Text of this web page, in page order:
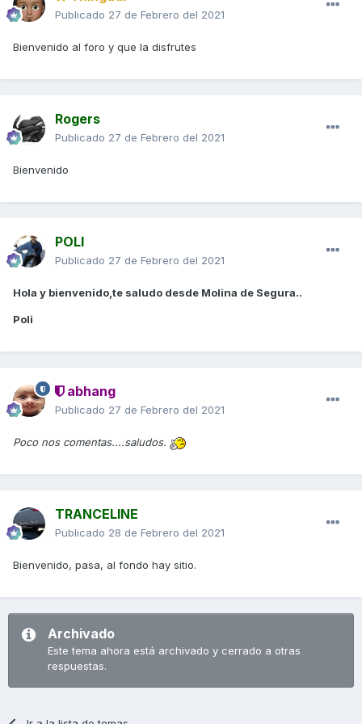
Publicado 27 de Febrero del 2021
Bienvenido al foro y que la disfrutes
Rogers
Publicado 27 de Febrero del 2021
Bienvenido
POLI
Publicado 27 de Febrero del 2021
Hola y bienvenido,te saludo desde Molina de Segura..
Poli
abhang
Publicado 27 de Febrero del 2021
Poco nos comentas....saludos.
TRANCELINE
Publicado 28 de Febrero del 2021
Bienvenido, pasa, al fondo hay sitio.
Archivado
Este tema ahora está archivado y cerrado a otras
respuestas.